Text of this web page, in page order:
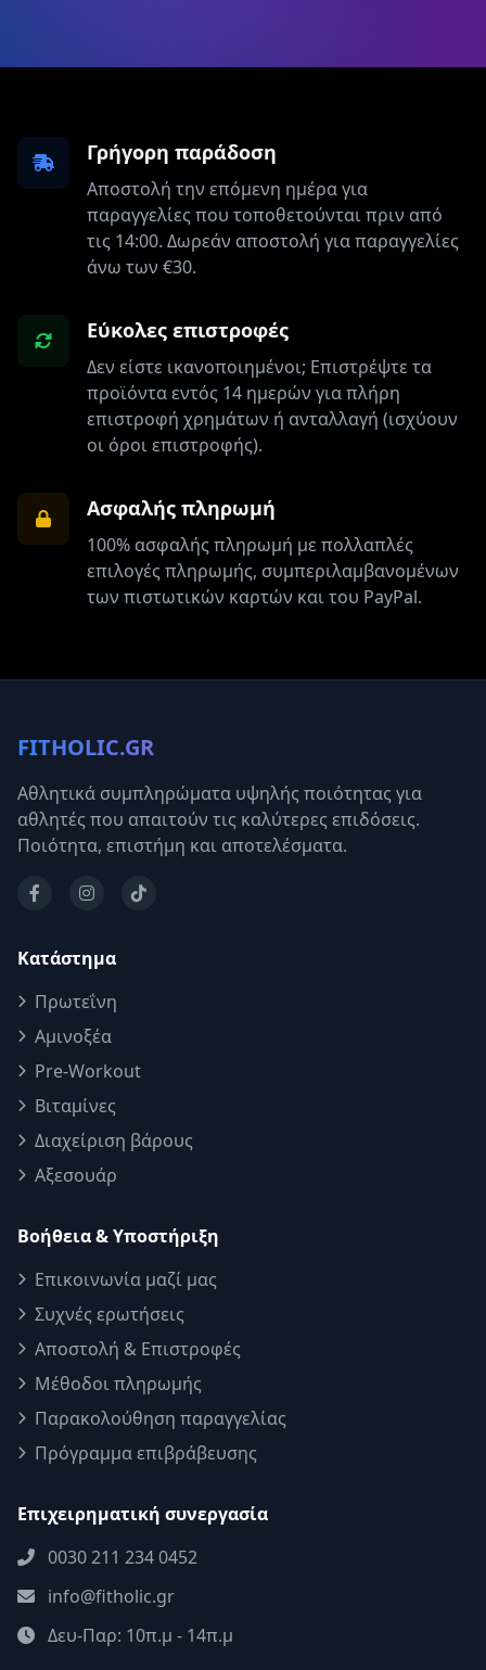
Γρήγορη παράδοση
Αποστολή την επόμενη ημέρα για
παραγγελίες που τοποθετούνται πριν από
τις 14:00. Δωρεάν αποστολή για παραγγελίες
άνω των €30.
Εύκολες επιστροφές
Δεν είστε ικανοποιημένοι; Επιστρέψτε τα
προϊόντα εντός 14 ημερών για πλήρη
επιστροφή χρημάτων ή ανταλλαγή (ισχύουν
οι όροι επιστροφής).
Ασφαλής πληρωμή
100% ασφαλής πληρωμή με πολλαπλές
επιλογές πληρωμής, συμπεριλαμβανομένων
των πιστωτικών καρτών και του PayPal.
FITHOLIC.GR
Αθλητικά συμπληρώματα υψηλής ποιότητας για
αθλητές που απαιτούν τις καλύτερες επιδόσεις.
Ποιότητα, επιστήμη και αποτελέσματα.
Κατάστημα
Πρωτεΐνη
Αμινοξέα
Pre-Workout
Βιταμίνες
Διαχείριση βάρους
Αξεσουάρ
Βοήθεια & Υποστήριξη
Επικοινωνία μαζί μας
Συχνές ερωτήσεις
Αποστολή & Επιστροφές
Μέθοδοι πληρωμής
Παρακολούθηση παραγγελίας
Πρόγραμμα επιβράβευσης
Επιχειρηματική συνεργασία
0030 211 234 0452
info@fitholic.gr
Δευ-Παρ: 10π.μ - 14π.μ